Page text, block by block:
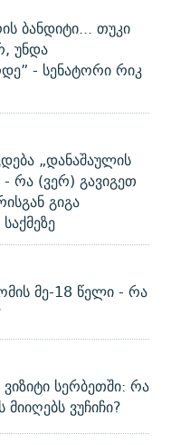
ბანდიტი... თუკი
უნდა
- სენატორი რიკ
„დანაშაულის
- რა (ვერ) გავიგეთ
გიგა
მე-18 წელი - რა
სერბეთში: რა
ვუჩიჩი?